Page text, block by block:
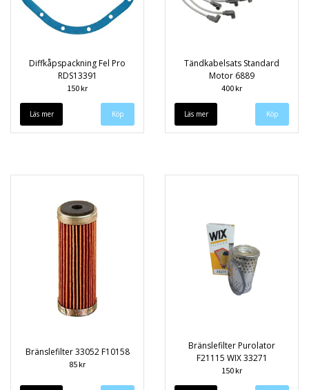
Diffkåpspackning Fel Pro
RDS13391
150 kr
Läs mer
Tändkabelsats Standard
Motor 6889
400 kr
Läs mer
Bränslefilter 33052 F10158
85 kr
Bränslefilter Purolator
F21115 WIX 33271
150 kr